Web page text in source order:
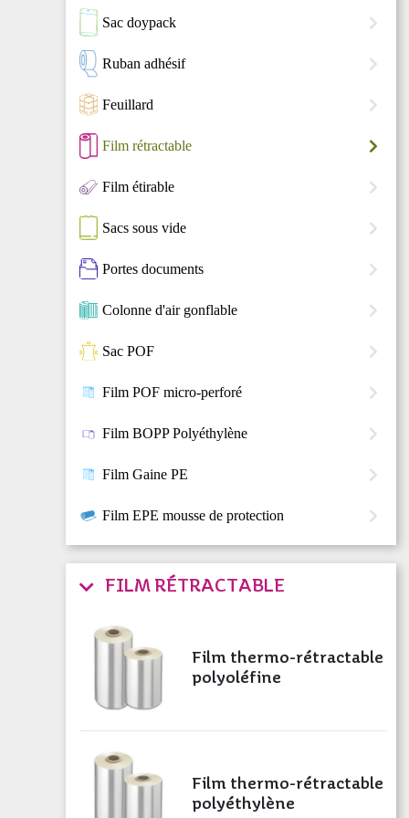
Sac doypack
Ruban adhésif
Feuillard
Film rétractable
Film étirable
Sacs sous vide
Portes documents
Colonne d'air gonflable
Sac POF
Film POF micro-perforé
Film BOPP Polyéthylène
Film Gaine PE
Film EPE mousse de protection
FILM RÉTRACTABLE
Film thermo-rétractable
polyoléfine
Film thermo-rétractable
polyéthylène